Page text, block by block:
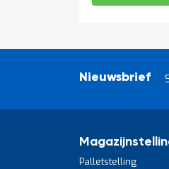
Nieuwsbrief
Palletstelling